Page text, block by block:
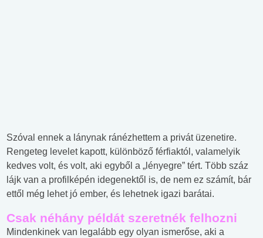
Szóval ennek a lánynak ránézhettem a privát üzenetire.
Rengeteg levelet kapott, különböző férfiaktól, valamelyik
kedves volt, és volt, aki egyből a „lényegre” tért. Több száz
lájk van a profilképén idegenektől is, de nem ez számít, bár
ettől még lehet jó ember, és lehetnek igazi barátai.
Csak néhány példát szeretnék felhozni
Mindenkinek van legalább egy olyan ismerőse, aki a